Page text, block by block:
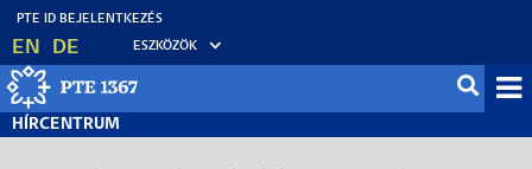
Ugrás
tartalomra
EN DE ESZKÖZÖK
HÍRCENTRUM